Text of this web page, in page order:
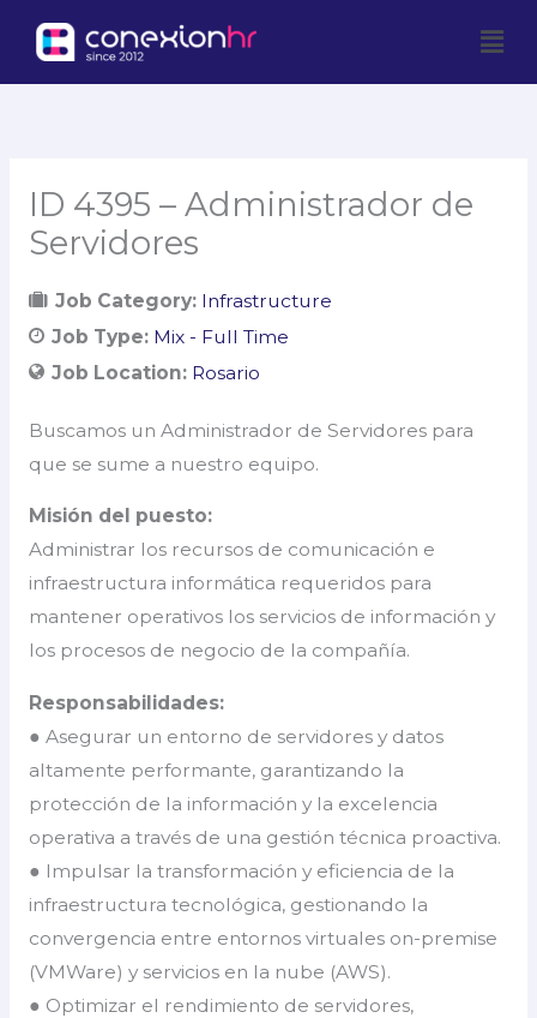
content
ID 4395 – Administrador de
Servidores
Job Category: Infrastructure
Job Type: Mix - Full Time
Job Location: Rosario
Buscamos un Administrador de Servidores para
que se sume a nuestro equipo.
Misión del puesto:
Administrar los recursos de comunicación e
infraestructura informática requeridos para
mantener operativos los servicios de información y
los procesos de negocio de la compañía.
Responsabilidades:
● Asegurar un entorno de servidores y datos
altamente performante, garantizando la
protección de la información y la excelencia
operativa a través de una gestión técnica proactiva.
● Impulsar la transformación y eficiencia de la
infraestructura tecnológica, gestionando la
convergencia entre entornos virtuales on-premise
(VMWare) y servicios en la nube (AWS).
● Optimizar el rendimiento de servidores,